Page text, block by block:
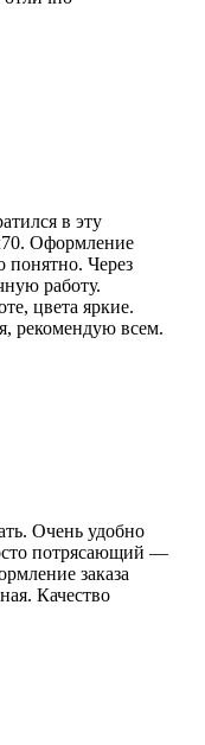
в эту
Оформление
понятно. Через
работу.
цвета яркие.
рекомендую всем.
Очень удобно
потрясающий —
заказа
Качество